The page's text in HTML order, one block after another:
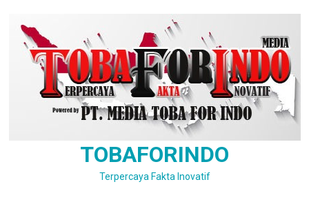
content
TOBAFORINDO
Terpercaya Fakta Inovatif